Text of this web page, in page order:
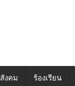
สังคม ร้องเรียน